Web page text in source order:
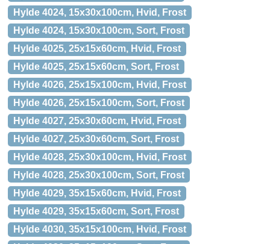
Hylde 4024, 15x30x100cm, Hvid, Frost
Hylde 4024, 15x30x100cm, Sort, Frost
Hylde 4025, 25x15x60cm, Hvid, Frost
Hylde 4025, 25x15x60cm, Sort, Frost
Hylde 4026, 25x15x100cm, Hvid, Frost
Hylde 4026, 25x15x100cm, Sort, Frost
Hylde 4027, 25x30x60cm, Hvid, Frost
Hylde 4027, 25x30x60cm, Sort, Frost
Hylde 4028, 25x30x100cm, Hvid, Frost
Hylde 4028, 25x30x100cm, Sort, Frost
Hylde 4029, 35x15x60cm, Hvid, Frost
Hylde 4029, 35x15x60cm, Sort, Frost
Hylde 4030, 35x15x100cm, Hvid, Frost